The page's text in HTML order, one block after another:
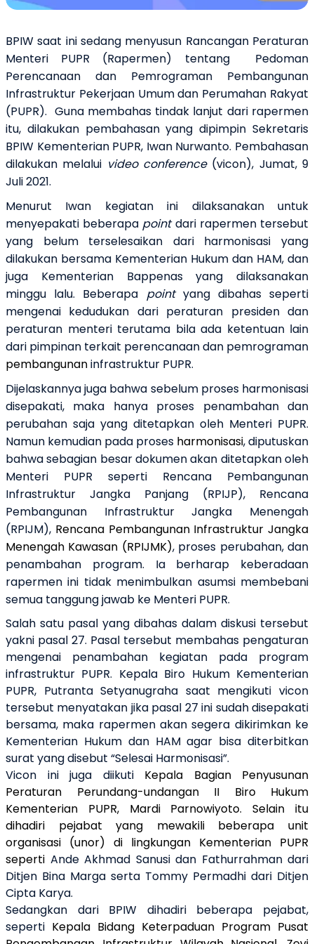
BPIW saat ini sedang menyusun Rancangan Peraturan
Menteri PUPR (Rapermen) tentang Pedoman
Perencanaan dan Pemrograman Pembangunan
Infrastruktur Pekerjaan Umum dan Perumahan Rakyat
(PUPR). Guna membahas tindak lanjut dari rapermen
itu, dilakukan pembahasan yang dipimpin Sekretaris
BPIW Kementerian PUPR, Iwan Nurwanto. Pembahasan
dilakukan melalui video conference(vicon), Jumat, 9
Juli 2021.
Menurut Iwan kegiatan ini dilaksanakan untuk
menyepakati beberapa pointdari rapermen tersebut
yang belum terselesaikan dari harmonisasi yang
dilakukan bersama Kementerian Hukum dan HAM, dan
juga Kementerian Bappenas yang dilaksanakan
minggu lalu. Beberapa point yang dibahas seperti
mengenai kedudukan dari peraturan presiden dan
peraturan menteri terutama bila ada ketentuan lain
dari pimpinan terkait perencanaan dan pemrograman
pembangunaninfrastruktur PUPR.
Dijelaskannya juga bahwa sebelum proses harmonisasi
disepakati, maka hanya proses penambahan dan
perubahan saja yang ditetapkan oleh Menteri PUPR.
Namun kemudian pada proses harmonisasi, diputuskan
bahwa sebagian besar dokumen akan ditetapkan oleh
Menteri PUPR seperti Rencana Pembangunan
Infrastruktur Jangka Panjang (RPIJP), Rencana
Pembangunan Infrastruktur Jangka Menengah
(RPIJM), Rencana Pembangunan Infrastruktur Jangka
Menengah Kawasan (RPIJMK), proses perubahan, dan
penambahan program. Ia berharap keberadaan
rapermen ini tidak menimbulkan asumsi membebani
semua tanggung jawab ke Menteri PUPR.
Salah satu pasal yang dibahas dalam diskusi tersebut
yakni pasal 27. Pasal tersebut membahas pengaturan
mengenai penambahan kegiatan pada program
infrastruktur PUPR. Kepala Biro Hukum Kementerian
PUPR, Putranta Setyanugraha saat mengikuti vicon
tersebut menyatakan jika pasal 27 ini sudah disepakati
bersama, maka rapermen akan segera dikirimkan ke
Kementerian Hukum dan HAM agar bisa diterbitkan
surat yang disebut “Selesai Harmonisasi”.
Vicon ini juga diikuti Kepala Bagian Penyusunan
Peraturan Perundang-undangan II Biro Hukum
Kementerian PUPR, Mardi Parnowiyoto. Selain itu
dihadiri pejabat yang mewakili beberapa unit
organisasi (unor) di lingkungan Kementerian PUPR
seperti Ande Akhmad Sanusidan Fathurrahman dari
Ditjen Bina Marga serta Tommy Permadhi dari Ditjen
Cipta Karya.
Sedangkan dari BPIW dihadiri beberapa pejabat,
seperti Kepala Bidang Keterpaduan Program Pusat